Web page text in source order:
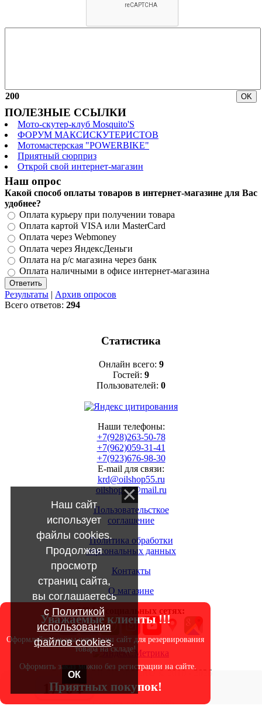
1770 ₽
200
ПОЛЕЗНЫЕ ССЫЛКИ
Мото-скутер-клуб Mosquito'S
ФОРУМ МАКСИСКУТЕРИСТОВ
Мотомастерская "POWERBIKE"
Приятный сюрприз
Открой свой интернет-магазин
Наш опрос
Какой способ оплаты товаров в интернет-магазине для Вас
удобнее?
Оплата курьеру при получении товара
Оплата картой VISA или MasterCard
Оплата через Webmoney
Оплата через ЯндексДеньги
Оплата на р/с магазина через банк
Оплата наличными в офисе интернет-магазина
Результаты | Архив опросов
Всего ответов: 294
Статистика
Онлайн всего: 9
Гостей: 9
Пользователей: 0
Наши телефоны:
+7(928)263-50-78
+7(962)059-31-41
+7(923)676-98-30
E-mail для связи:
krd@oilshop55.ru
oilshop55@mail.ru
Пользовательсткое
соглашение
Политика обработки
персональных данных
Контакты
О магазине
МЫ в социальных сетях:
Copyright OILSHOP55.RU © 2010 - 2026
|СоздатьсайтсuWeb
Уважаемые клиенты !!!
Оформляйте заказы через наш сайт для резервирования
товара на складе!
Оформить заказ можно без регистрации на сайте.
Приятных покупок!
Наш сайт
использует
файлы cookies.
Продолжая
просмотр
страниц сайта,
вы соглашаетесь
с Политикой
использования
файлов cookies.
ОК